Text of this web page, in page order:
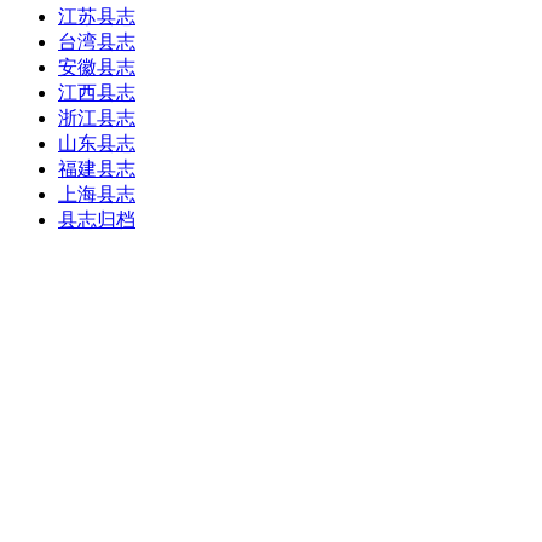
江苏县志
台湾县志
安徽县志
江西县志
浙江县志
山东县志
福建县志
上海县志
县志归档